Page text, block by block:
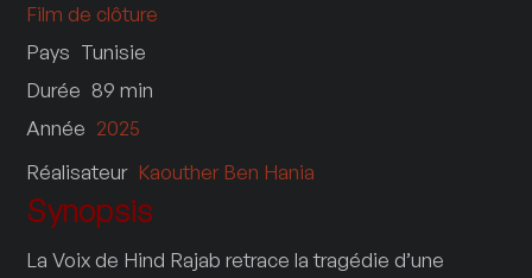
Film de clôture
Pays Tunisie
Durée 89min
Année 2025
Réalisateur Kaouther Ben Hania
Synopsis
La Voix de Hind Rajab retrace la tragédie d’une